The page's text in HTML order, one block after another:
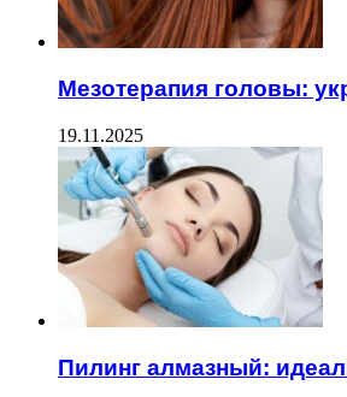
Мезотерапия головы:
19.11.2025
Пилинг алмазный: